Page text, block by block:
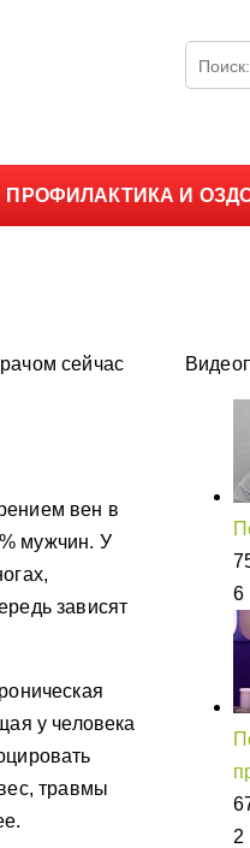
ПРОФИЛАКТИКА И
сейчас
вен в
мужчин. У
зависят
у человека
травмы
6
2